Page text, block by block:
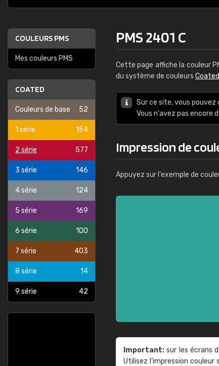
COULEURS PMS
Mes couleurs PMS
COATED
Couleurs de base 52
1 série 154
2 série 577
3 série 146
4 série 124
5 série 169
6 série 100
7 série 403
8 série 14
9 série 42
PMS 2401 C
Cette page affiche la couleur
du système de couleurs Coated
Sur ce site, vous pouvez
Vous n'avez pas encore
Impression de
Appuyez sur l'exemple de
Important: sur les écrans
Utilisez l'impression